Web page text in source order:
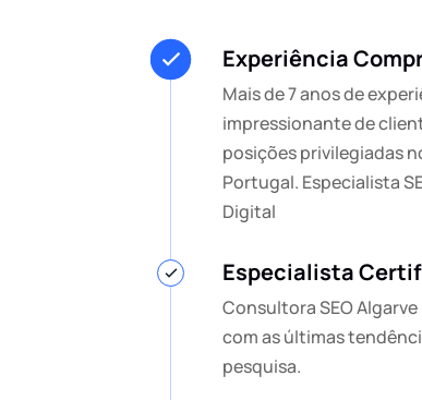
Experiência
Mais de 7 anos de
impressionante de
posições privilegiadas
Portugal. Especialista
Digital
Especialista
Consultora SEO
com as últimas
pesquisa.